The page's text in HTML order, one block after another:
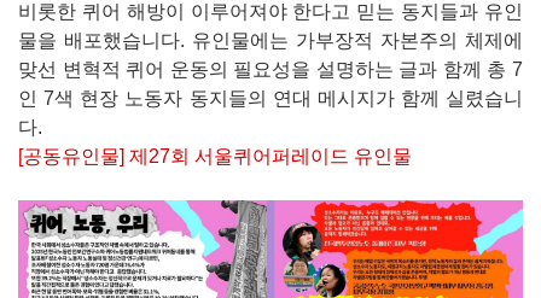
비롯한 퀴어 해방이 이루어져야 한다고 믿는 동지들과 유인
물을 배포했습니다. 유인물에는 가부장적 자본주의 체제에
맞선 변혁적 퀴어 운동의 필요성을 설명하는 글과 함께 총 7
인 7색 현장 노동자 동지들의 연대 메시지가 함께 실렸습니
다.
[공동유인물] 제27회 서울퀴어퍼레이드 유인물